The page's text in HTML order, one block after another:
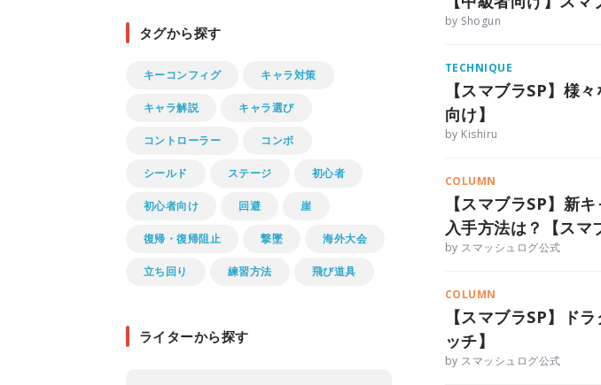
by Shogun
TECHNIQUE
【スマブラSP】様
向け】
by Kishiru
COLUMN
【スマブラSP】新
入手方法は？【スマ
by スマッシュログ公式
COLUMN
【スマブラSP】ド
ッチ】
by スマッシュログ公式
タグから探す
キーコンフィグ キャラ対策
キャラ解説 キャラ選び
コントローラー コンボ
シールド ステージ 初心者
初心者向け 回避 崖
復帰・復帰阻止 撃墜 海外大会
立ち回り 練習方法 飛び道具
ライターから探す